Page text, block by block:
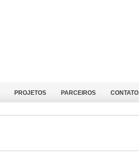
PROJETOS PARCEIROS CONTATO